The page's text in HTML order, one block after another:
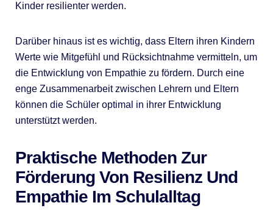
Kinder resilienter werden.
Darüber hinaus ist es wichtig, dass Eltern ihren Kindern
Werte wie Mitgefühl und Rücksichtnahme vermitteln, um
die Entwicklung von Empathie zu fördern. Durch eine
enge Zusammenarbeit zwischen Lehrern und Eltern
können die Schüler optimal in ihrer Entwicklung
unterstützt werden.
Praktische Methoden Zur
Förderung Von Resilienz Und
Empathie Im Schulalltag